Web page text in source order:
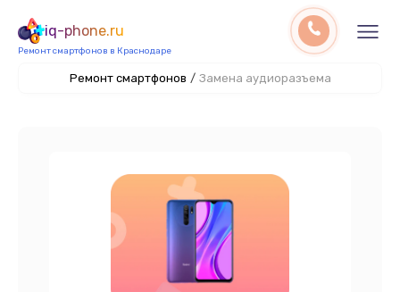
iq-phone.ru
Ремонт смартфонов в Краснодаре
Ремонт смартфонов / Замена аудиоразъема